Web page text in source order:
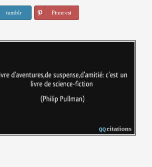
tumblr Pinterest